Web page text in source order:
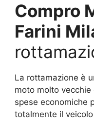
Compro
Farini
La rottamazione è
moto molto
spese economiche
totalmente il